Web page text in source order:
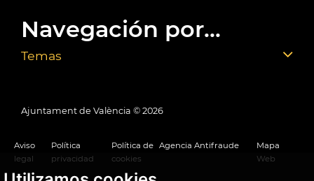
Navegación por...
Temas
Ajuntament de València © 2026
Aviso
legal
Política
privacidad
Política de
cookies
Agencia Antifraude
Mapa
Web